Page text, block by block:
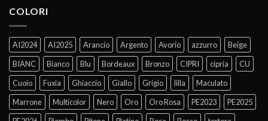
COLORI
AI2024 AI2025 Arancio Argento Avorio azzurro
Beige
BIANC
Bianco Blu Bordeaux Bronzo CIPRI cipria
CU
Cuoio
Fuxia Ghiaccio Giallo Grigio lilla
Maculato
Marrone
Multicolor Nero Oro Oro Rosa PE2023
PE2025